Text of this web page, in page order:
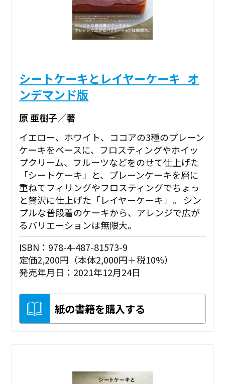
シートケーキとレイヤーケーキ_オ
ンデマンド版
原 亜樹子／著
イエロー、ホワイト、ココアの3種のプレーン
ケーキをベースに、フロスティングやホイッ
プクリーム、フルーツなどをのせて仕上げた
「シートケーキ」と、プレーンケーキを層に
重ねてフィリングやフロスティングでちょっ
と贅沢に仕上げた「レイヤーケーキ」。 シン
プルな普段着のケーキから、アレンジで広が
るバリエーションは無限大。
ISBN：978-4-487-81573-9
定価2,200円（本体2,000円＋税10%）
発売年月日：2021年12月24日
紙の書籍を購入する